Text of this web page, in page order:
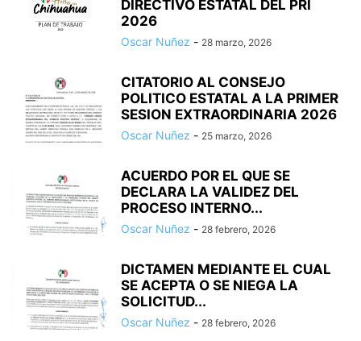
DIRECTIVO ESTATAL DEL PRI
2026
Oscar Nuñez - 28 marzo, 2026
CITATORIO AL CONSEJO
POLITICO ESTATAL A LA PRIMER
SESION EXTRAORDINARIA 2026
Oscar Nuñez - 25 marzo, 2026
ACUERDO POR EL QUE SE
DECLARA LA VALIDEZ DEL
PROCESO INTERNO...
Oscar Nuñez - 28 febrero, 2026
DICTAMEN MEDIANTE EL CUAL
SE ACEPTA O SE NIEGA LA
SOLICITUD...
Oscar Nuñez - 28 febrero, 2026